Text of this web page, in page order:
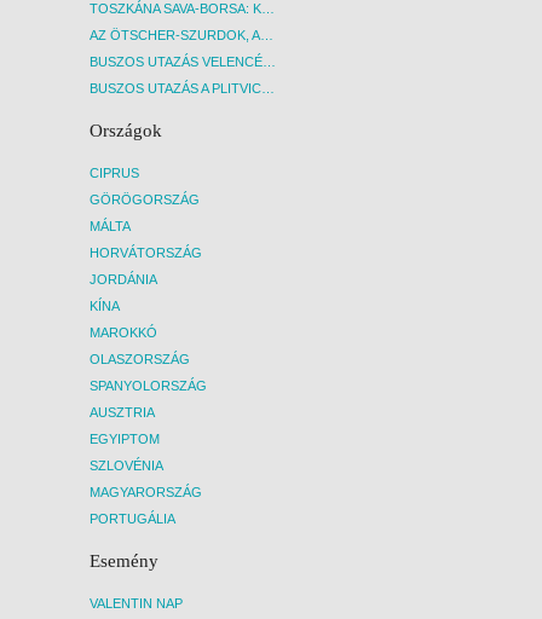
TOSZKÁNA SAVA-BORSA: KÓSTOLÓK ÉS KULTURÁLIS UTAZÁS - BUDAPEST, BUSZ
AZ ÖTSCHER-SZURDOK, AUSZTRIA GRAND CANYONJA - BUDAPEST, BUSZ
BUSZOS UTAZÁS VELENCÉBE - BUDAPEST, BUSZ
BUSZOS UTAZÁS A PLITVICEI-TAVAK NEMZETI PARKBA - BUDAPEST, BUSZ
Országok
CIPRUS
GÖRÖGORSZÁG
MÁLTA
HORVÁTORSZÁG
JORDÁNIA
KÍNA
MAROKKÓ
OLASZORSZÁG
SPANYOLORSZÁG
AUSZTRIA
EGYIPTOM
SZLOVÉNIA
MAGYARORSZÁG
PORTUGÁLIA
Esemény
VALENTIN NAP